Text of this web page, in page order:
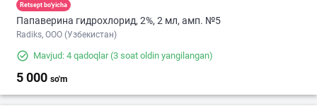
Retsept bo'yicha
Папаверина гидрохлорид, 2%, 2 мл, амп. №5
Radiks, ООО (Узбекистан)
Mavjud: 4 qadoqlar(3 soat oldin yangilangan)
5 000 so'm